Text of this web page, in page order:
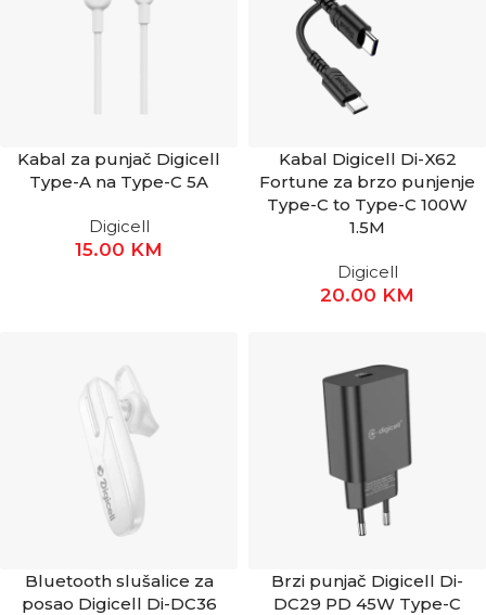
Kabal za punjač Digicell
Type-A na Type-C 5A
Digicell
15.00 KM
Kabal Digicell Di-X62
Fortune za brzo punjenje
Type-C to Type-C 100W
1.5M
Digicell
20.00 KM
Bluetooth slušalice za
posao Digicell Di-DC36
Brzi punjač Digicell Di-
DC29 PD 45W Type-C